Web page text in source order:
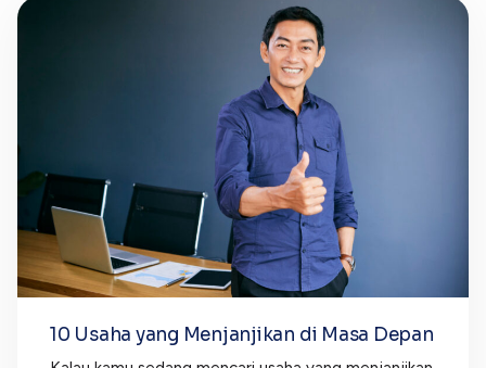
10 Usaha yang Menjanjikan di Masa Depan